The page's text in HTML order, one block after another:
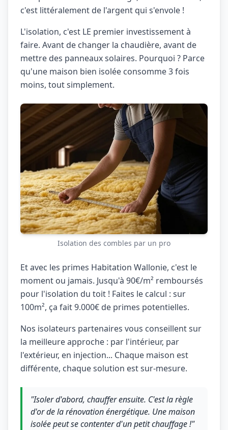
c'est littéralement de l'argent qui s'envole !
L'isolation, c'est LE premier investissement à
faire. Avant de changer la chaudière, avant de
mettre des panneaux solaires. Pourquoi ? Parce
qu'une maison bien isolée consomme 3 fois
moins, tout simplement.
Isolation des combles par un pro
Et avec les primes Habitation Wallonie, c'est le
moment ou jamais. Jusqu'à 90€/m² remboursés
pour l'isolation du toit ! Faites le calcul : sur
100m², ça fait 9.000€ de primes potentielles.
Nos isolateurs partenaires vous conseillent sur
la meilleure approche : par l'intérieur, par
l'extérieur, en injection... Chaque maison est
différente, chaque solution est sur-mesure.
"Isoler d'abord, chauffer ensuite. C'est la règle
d'or de la rénovation énergétique. Une maison
isolée peut se contenter d'un petit chauffage !"